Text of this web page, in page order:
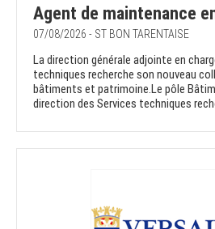
Agent de maintenance
07/08/2026 - ST BON TARENTAISE
La direction générale adjointe en
techniques recherche son nouveau
bâtiments et patrimoine.Le pôle
direction des Services techniques